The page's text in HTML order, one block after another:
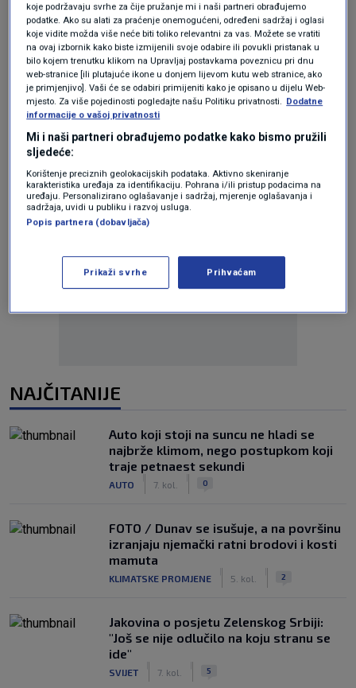
Oglas
NAJČITANIJE
Auto koji stoji na suncu ne hladi se
najbrže klimom, nego postupkom koji
traje petnaest sekundi
AUTO 7. kol. 0
FOTO / Dunav se isušuje, a na površinu
izranjaju njemački ratni brodovi i kosti
mamuta
KLIMATSKE PROMJENE 5. kol. 2
Jakovina o posjetu Zelenskog Srbiji:
"Još se nije odlučilo na koju stranu se
ide"
SVIJET 7. kol. 5
koje podržavaju svrhe za čije pružanje mi i naši partneri obrađujemo
podatke. Ako su alati za praćenje onemogućeni, određeni sadržaj i oglasi
koje vidite možda više neće biti toliko relevantni za vas. Možete se vratiti
na ovaj izbornik kako biste izmijenili svoje odabire ili povukli pristanak u
bilo kojem trenutku klikom na Upravljaj postavkama poveznicu pri dnu
web-stranice [ili plutajuće ikone u donjem lijevom kutu web stranice, ako
je primjenjivo]. Vaši će se odabiri primijeniti kako je opisano u dijelu Web-
mjesto. Za više pojedinosti pogledajte našu Politiku privatnosti. Dodatne
informacije o vašoj privatnosti
Mi i naši partneri obrađujemo podatke kako bismo pružili
sljedeće:
Korištenje preciznih geolokacijskih podataka. Aktivno skeniranje
karakteristika uređaja za identifikaciju. Pohrana i/ili pristup podacima na
uređaju. Personalizirano oglašavanje i sadržaj, mjerenje oglašavanja i
sadržaja, uvidi u publiku i razvoj usluga.
Popis partnera (dobavljača)
Prikaži svrhe Prihvaćam